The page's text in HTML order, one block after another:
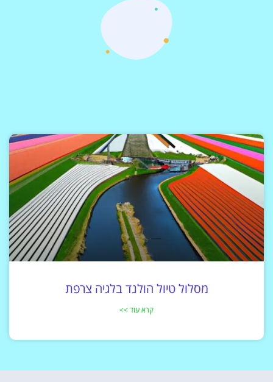
מסלול טיול הולנד בלגיה צרפת
קרא עוד >>